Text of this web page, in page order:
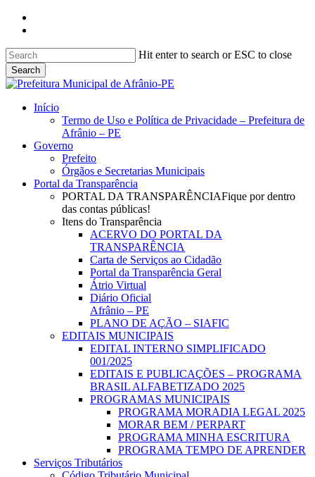
Skip
content
Hit enter to search or ESC to close
Search
Close
search
Menu
Início
Termo de Uso e Política de Privacidade – Prefeitura de
Afrânio – PE
Governo
Prefeito
Órgãos e Secretarias Municipais
Portal da Transparência
PORTAL DA TRANSPARÊNCIAFique por dentro
das contas públicas!
Itens do Transparência
ACERVO DO PORTAL DA
TRANSPARÊNCIA
Carta de Serviços ao Cidadão
Portal da Transparência Geral
Átrio Virtual
Diário Oficial
Afrânio – PE
PLANO DE AÇÃO – SIAFIC
EDITAIS MUNICIPAIS
EDITAL INTERNO SIMPLIFICADO
001/2025
EDITAIS E PUBLICAÇÕES – PROGRAMA
BRASIL ALFABETIZADO 2025
PROGRAMAS MUNICIPAIS
PROGRAMA MORADIA LEGAL 2025
MORAR BEM / PERPART
PROGRAMA MINHA ESCRITURA
PROGRAMA TEMPO DE APRENDER
Serviços Tributários